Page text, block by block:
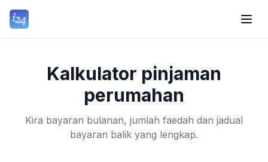
Kalkulator pinjaman
perumahan
Kira bayaran bulanan, jumlah faedah dan jadual
bayaran balik yang lengkap.